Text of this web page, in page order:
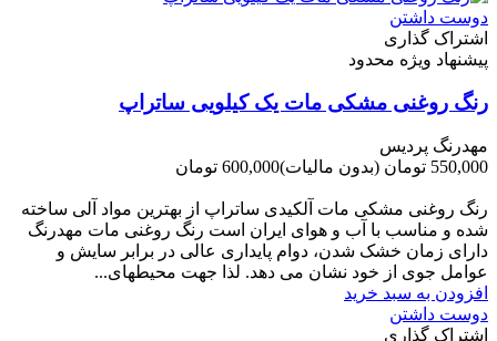
دوست داشتن
اشتراک گذاری
پیشنهاد ویژه محدود
رنگ روغنی مشکی مات یک کیلویی ساتراپ
مهدرنگ پردیس
550,000 تومان
(بدون مالیات)600,000 تومان
رنگ روغنی مشکی مات آلکیدی ساتراپ از بهترین مواد آلی ساخته
شده و مناسب با آب و هوای ایران است رنگ روغنی مات مهدرنگ
دارای زﻣﺎن ﺧﺸﮏ ﺷﺪن، دوام ﭘﺎﯾﺪاری عالی در ﺑﺮاﺑﺮ ﺳﺎﯾﺶ و
ﻋﻮاﻣﻞ ﺟﻮی از ﺧﻮد ﻧﺸﺎن ﻣﯽ دﻫﺪ. ﻟﺬا ﺟﻬﺖ ﻣﺤﯿﻄ‌‌ﻬﺎی...
افزودن به سبد خرید
دوست داشتن
اشتراک گذاری